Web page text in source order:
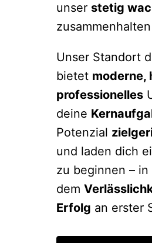
unser stetig
Unser Standort
bietet moderne,
professionelles
deine
Potenzial
und laden dich
zu beginnen –
dem
Erfolg an erster